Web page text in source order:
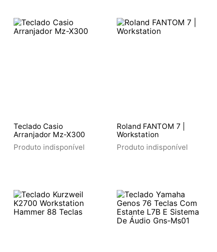
Teclado Casio
Arranjador Mz-X300
Produto indisponível
Roland FANTOM 7 |
Workstation
Produto indisponível